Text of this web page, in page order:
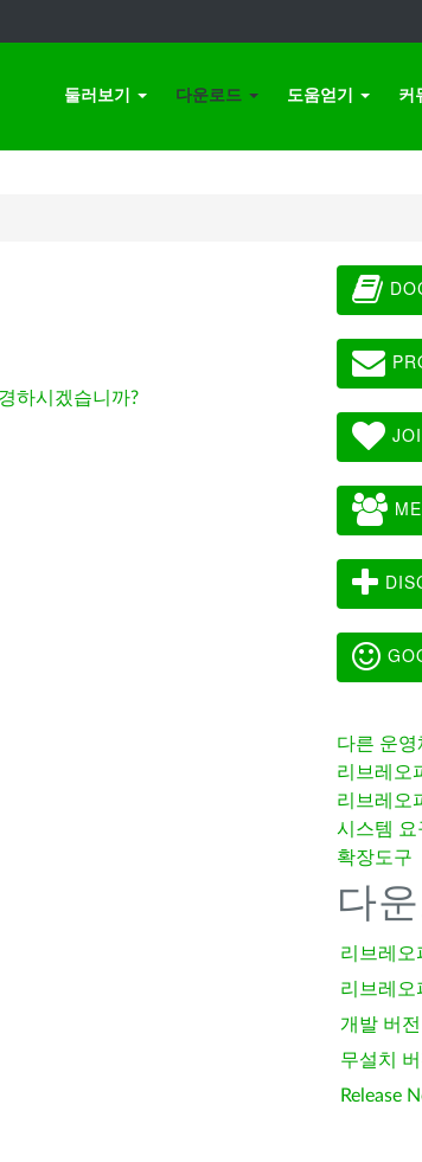
둘러보기 다운로드 도움얻기 커
하시겠습니까?
다른 운
리브레오
리브레오
시스템 요
확장도구
다
리브레오
리브레오
개발 버전
무설치
Release